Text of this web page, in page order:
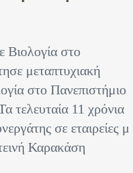
στο
μεταπτυχιακή
στο Πανεπιστήμιο
τελευταία 11 χρόνια
σε εταιρείες μ